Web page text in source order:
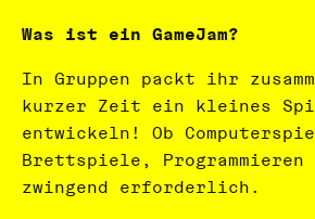
Was ist ein GameJam?
In Gruppen packt ihr
kurzer Zeit ein kleines
entwickeln! Ob
Brettspiele,
zwingend erforderlich.